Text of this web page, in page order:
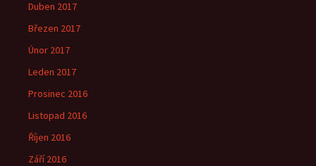
Duben 2017
Březen 2017
Únor 2017
Leden 2017
Prosinec 2016
Listopad 2016
Říjen 2016
Září 2016